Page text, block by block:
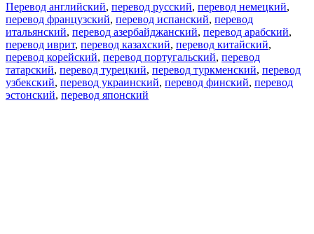
Перевод английский, перевод русский, перевод немецкий,
перевод французский, перевод испанский, перевод
итальянский, перевод азербайджанский, перевод арабский,
перевод иврит, перевод казахский, перевод китайский,
перевод корейский, перевод португальский, перевод
татарский, перевод турецкий, перевод туркменский, перевод
узбекский, перевод украинский, перевод финский, перевод
эстонский, перевод японский